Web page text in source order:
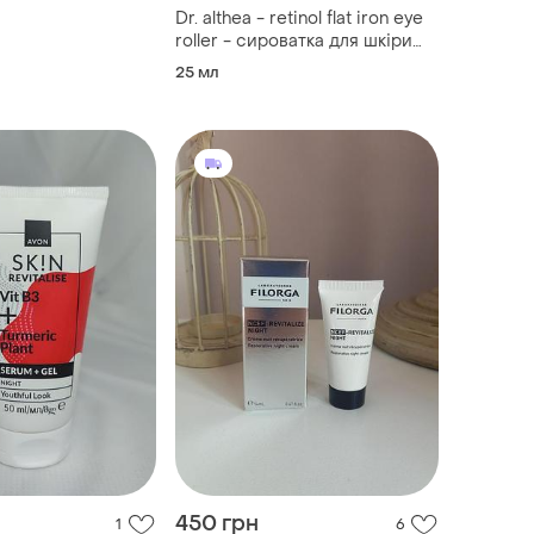
крем з
Dr. althea - retinol flat iron eye
roller - сироватка для шкіри
навколо очей з вбудованим
25 мл
1 450 грн 6